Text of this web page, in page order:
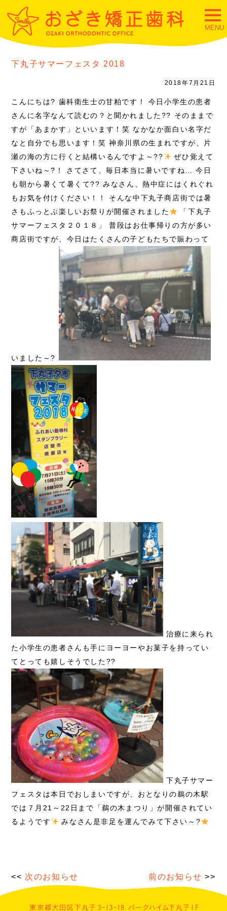
MENU
下丸子サマーフェスタ 2018
2018年7月21日
こんにちは? 歯科衛生士の甘粕です！ 今日小学生の患者
さんに名字なんて読むの？と聞かれました?? そのままで
すが「あまかす」といいます！笑 なかなか面白い名字だ
なと自分でも思います！笑 神奈川県の生まれですが、片
瀬の海の方に行くと結構いるんですよ～??
ぜひ覚えて
下さいね～?！ さてさて、毎日本当に暑いですね… 今日
も朝から暑くて暑くて?? みなさん、熱中症にはくれぐれ
もお気を付けください！！ そんな中下丸子商店街では暑
さもふっとぶ楽しいお祭りが開催されました
「下丸子
サマーフェスタ２０１８」
普段はお仕事帰りの方が多い
商店街ですが、今日はたくさんの子どもたちで賑わって
いました～?
治療に来られ
た小学生の患者さんも手にヨーヨーやお菓子を持ってい
てとっても嬉しそうでした??
下丸子サマー
フェスタは本日でおしまいですが、おとなりの鵜の木駅
では７月21～22日まで「鵜の木まつり」が開催されてい
るようです
みなさん是非足を運んでみて下さい～?
<< 次のお知らせ 前のお知らせ >>